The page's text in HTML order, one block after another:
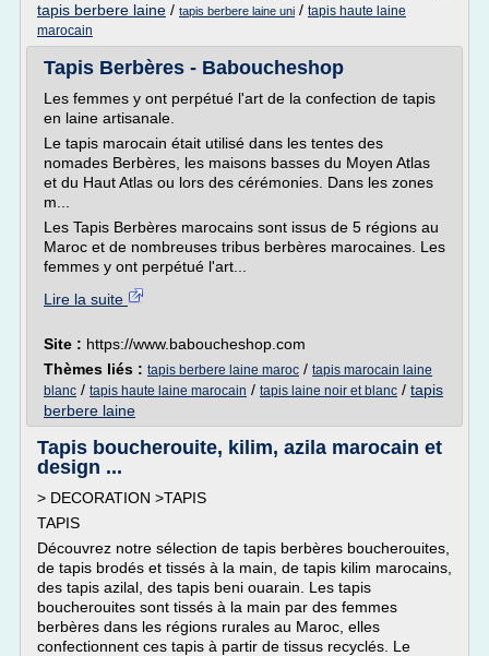
tapis berbere laine / tapis berbere laine uni / tapis haute laine
marocain
Tapis Berbères - Baboucheshop
Les femmes y ont perpétué l'art de la confection de tapis
en laine artisanale.
Le tapis marocain était utilisé dans les tentes des
nomades Berbères, les maisons basses du Moyen Atlas
et du Haut Atlas ou lors des cérémonies. Dans les zones
m...
Les Tapis Berbères marocains sont issus de 5 régions au
Maroc et de nombreuses tribus berbères marocaines. Les
femmes y ont perpétué l'art...
Lire la suite
Site : https://www.baboucheshop.com
Thèmes liés : tapis berbere laine maroc / tapis marocain laine
blanc / tapis haute laine marocain / tapis laine noir et blanc / tapis
berbere laine
Tapis boucherouite, kilim, azila marocain et
design ...
> DECORATION >TAPIS
TAPIS
Découvrez notre sélection de tapis berbères boucherouites,
de tapis brodés et tissés à la main, de tapis kilim marocains,
des tapis azilal, des tapis beni ouarain. Les tapis
boucherouites sont tissés à la main par des femmes
berbères dans les régions rurales au Maroc, elles
confectionnent ces tapis à partir de tissus recyclés. Le